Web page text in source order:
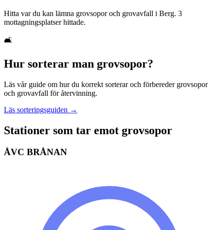
Hitta var du kan lämna grovsopor och grovavfall i Berg. 3
mottagningsplatser hittade.
🛋️
Hur sorterar man grovsopor?
Läs vår guide om hur du korrekt sorterar och förbereder grovsopor
och grovavfall för återvinning.
Läs sorteringsguiden →
Stationer som tar emot grovsopor
ÅVC BRÅNAN